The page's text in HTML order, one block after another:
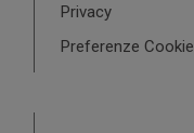
Privacy
Preferenze Cookie